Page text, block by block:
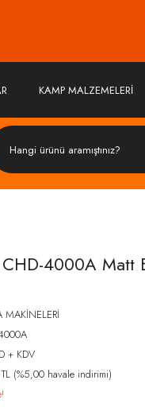
KAMP MALZEMELERİ
4000A Matt
MAKİNELERİ
+ KDV
(%5,00 havale indirimi)